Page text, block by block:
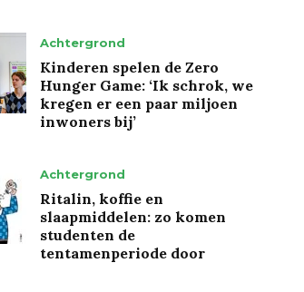
Achtergrond
Kinderen spelen de Zero
Hunger Game: ‘Ik schrok, we
kregen er een paar miljoen
inwoners bij’
Achtergrond
Ritalin, koffie en
slaapmiddelen: zo komen
studenten de
tentamenperiode door